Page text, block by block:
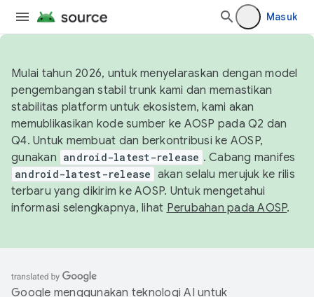
Masuk
Mulai tahun 2026, untuk menyelaraskan dengan model
pengembangan stabil trunk kami dan memastikan
stabilitas platform untuk ekosistem, kami akan
memublikasikan kode sumber ke AOSP pada Q2 dan
Q4. Untuk membuat dan berkontribusi ke AOSP,
gunakan android-latest-release . Cabang manifes
android-latest-release akan selalu merujuk ke rilis
terbaru yang dikirim ke AOSP. Untuk mengetahui
informasi selengkapnya, lihat Perubahan pada AOSP.
Google menggunakan teknologi AI untuk